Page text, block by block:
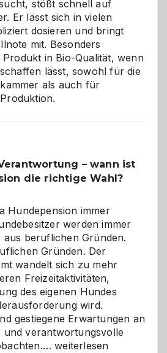
im
eigenen
Zuhause
stößt schnell auf
Er lässt sich in vielen
dosieren und bringt
mit. Besonders
Produkt in Bio-Qualität, wenn
lässt, sowohl für die
als auch für
– wann ist
die richtige Wahl?
Hundepension immer
werden immer
beruflichen Gründen.
Gründen. Der
wandelt sich zu mehr
Freizeitaktivitäten,
des eigenen Hundes
wird.
gestiegene Erwartungen an
und verantwortungsvolle
Betreuung
weiterlesen